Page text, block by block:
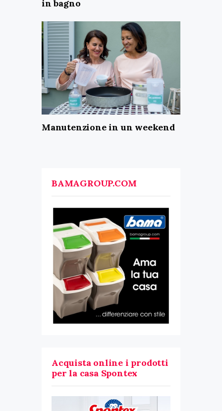
in bagno
Manutenzione in un weekend
BAMAGROUP.COM
Acquista online i prodotti
per la casa Spontex